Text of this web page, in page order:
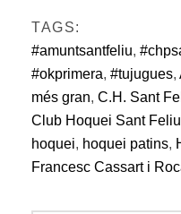
TAGS:
#amuntsantfeliu,
#okprimera, #tujugues,
més gran, C.H. Sant
Club Hoquei Sant Feliu
hoquei, hoquei patins,
Francesc Cassart i